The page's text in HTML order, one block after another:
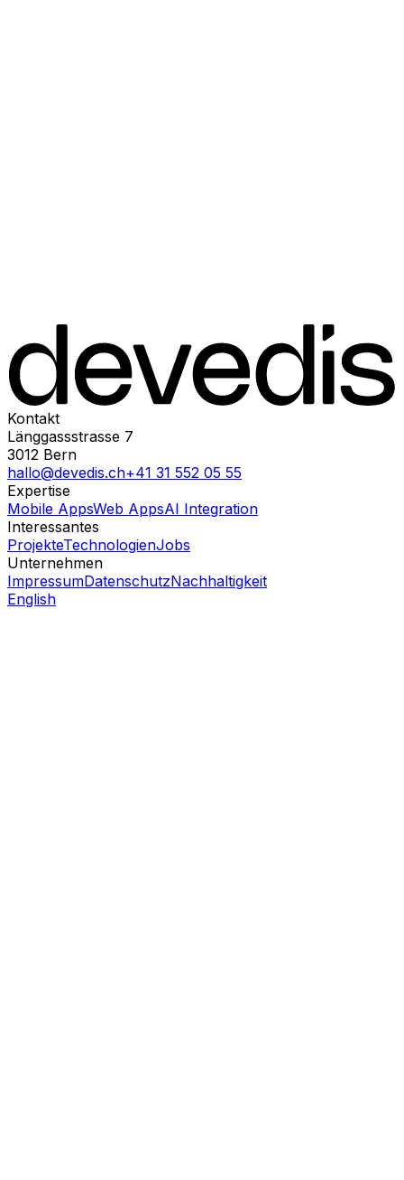
Kontakt
Länggassstrasse 7
3012 Bern
hallo@devedis.ch+41 31 552 05 55
Expertise
Mobile AppsWeb AppsAI Integration
Interessantes
ProjekteTechnologienJobs
Unternehmen
ImpressumDatenschutzNachhaltigkeit
English